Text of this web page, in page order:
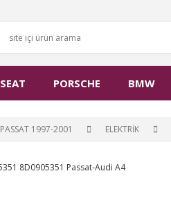
SEAT PORSCHE BMW
PASSAT 1997-2001 ELEKTRİK